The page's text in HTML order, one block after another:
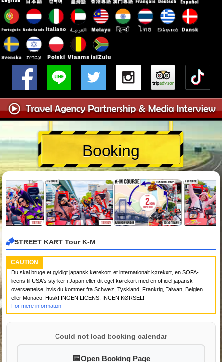
Booking
STREET KART Tour K-M
CAUTION
Du skal bruge et gyldigt japansk kørekort, et internationalt kørekort, en SOFA-
licens til USA's styrker i Japan eller dit eget kørekort med en officiel japansk
oversættelse, hvis du kommer fra Schweiz, Tyskland, Frankrig, Taiwan, Belgien
eller Monaco. Husk! INGEN LICENS, INGEN KØRSEL!
For mere information
Could not load booking calendar
Open Booking Page